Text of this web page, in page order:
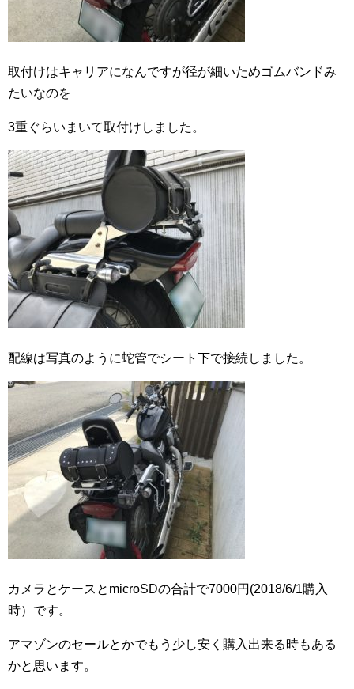
取付けはキャリアになんですが径が細いためゴムバンドみ
たいなのを
3重ぐらいまいて取付けしました。
配線は写真のように蛇管でシート下で接続しました。
カメラとケースとmicroSDの合計で7000円(2018/6/1購入
時）です。
アマゾンのセールとかでもう少し安く購入出来る時もある
かと思います。